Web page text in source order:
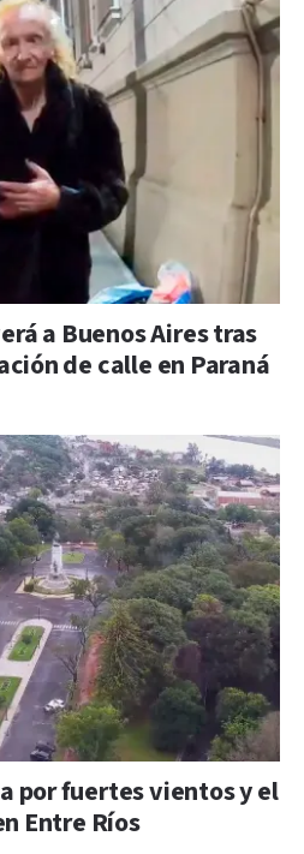
a Buenos Aires tras
de calle en Paraná
por fuertes vientos y el
Entre Ríos